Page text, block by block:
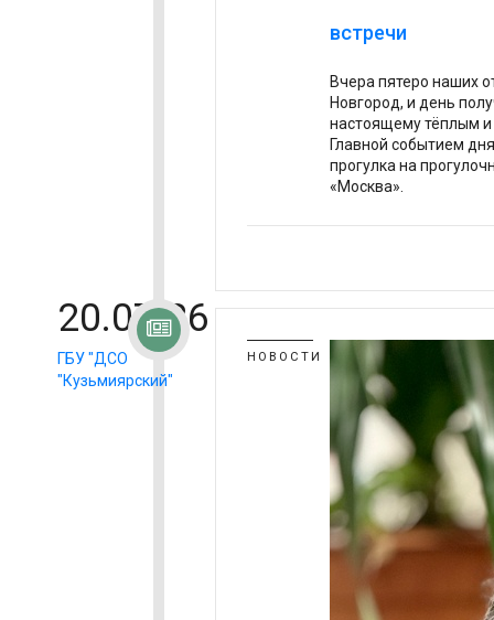
встречи
Вчера пятеро наших
Новгород, и день
настоящему тёплым
Главной событием
прогулка на
«Москва».
20.07.26
ГБУ "ДСО
"Кузьмиярский"
НОВОСТИ